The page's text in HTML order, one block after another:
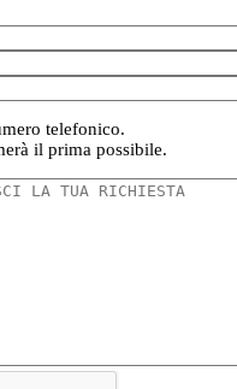
telefonico.
il prima possibile.